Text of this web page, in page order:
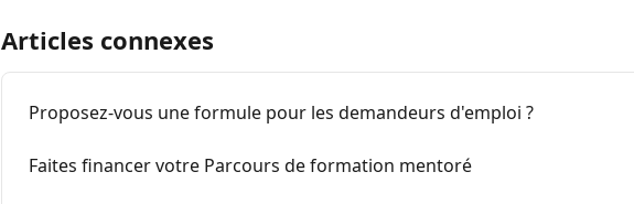
Articles connexes
Proposez-vous une formule pour les demandeurs d'emploi ?
Faites financer votre Parcours de formation mentoré